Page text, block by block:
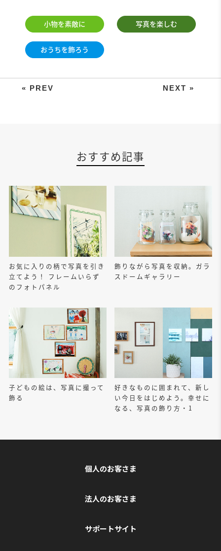
小物を素敵に 写真を楽しむ
おうちを飾ろう
A4サイズの用紙を切って折るだ
おすすめ記事
お気に入りの柄で写真を引き
立てよう！ フレームいらず
のフォトパネル
飾りながら写真を収納。ガラ
スドームギャラリー
子どもの絵は、写真に撮って
飾る
好きなものに囲まれて、新し
い今日をはじめよう。幸せに
なる、写真の飾り方・1
個人のお客さま
法人のお客さま
サポートサイト